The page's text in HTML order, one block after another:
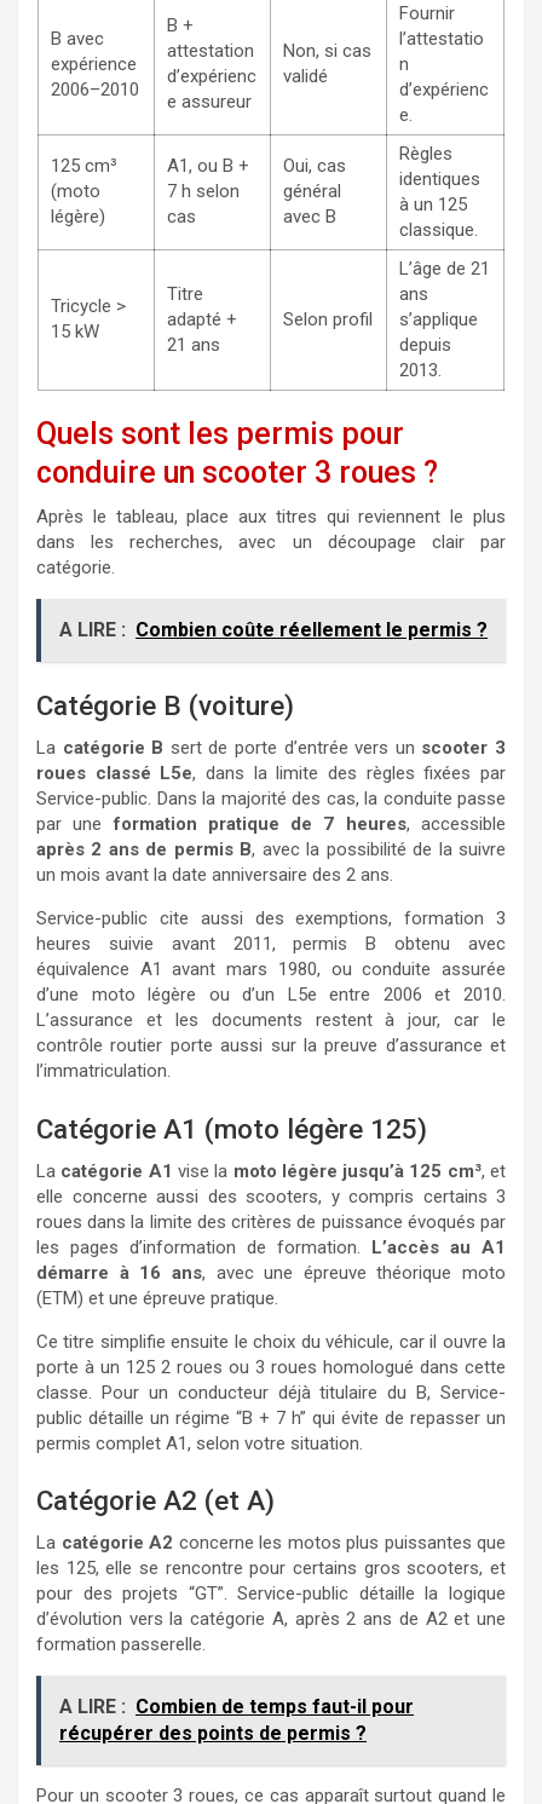
B avec
expérience
2006–2010
B +
attestation
d’expérienc
e assureur
Non, si cas
validé
Fournir
l’attestatio
n
d’expérienc
e.
125 cm³
(moto
légère)
A1, ou B +
7 h selon
cas
Oui, cas
général
avec B
Règles
identiques
à un 125
classique.
Tricycle >
15 kW
Titre
adapté +
21 ans
Selon profil
L’âge de 21
ans
s’applique
depuis
2013.
Quels sont les permis pour
conduire un scooter 3 roues ?
Après le tableau, place aux titres qui reviennent le plus
dans les recherches, avec un découpage clair par
catégorie.
A LIRE : Combien coûte réellement le permis ?
Catégorie B (voiture)
La catégorie B sert de porte d’entrée vers un scooter 3
roues classé L5e, dans la limite des règles fixées par
Service-public. Dans la majorité des cas, la conduite passe
par uneformation pratique de 7 heures, accessible
après 2 ans de permis B, avec la possibilité de la suivre
un mois avant la date anniversaire des 2 ans.
Service-public cite aussi des exemptions, formation 3
heures suivie avant 2011, permis B obtenu avec
équivalence A1 avant mars 1980, ou conduite assurée
d’une moto légère ou d’un L5e entre 2006 et 2010.
L’assurance et les documents restent à jour, car le
contrôle routier porte aussi sur la preuve d’assurance et
l’immatriculation.
Catégorie A1 (moto légère 125)
La catégorie A1 vise la moto légère jusqu’à 125 cm³, et
elle concerne aussi des scooters, y compris certains 3
roues dans la limite des critères de puissance évoqués par
les pages d’information de formation. L’accès au A1
démarre à 16 ans, avec une épreuve théorique moto
(ETM) et une épreuve pratique.
Ce titre simplifie ensuite le choix du véhicule, car il ouvre la
porte à un 125 2 roues ou 3 roues homologué dans cette
classe. Pour un conducteur déjà titulaire du B, Service-
public détaille un régime “B + 7 h” qui évite de repasser un
permis complet A1, selon votre situation.
Catégorie A2 (et A)
La catégorie A2 concerne les motos plus puissantes que
les 125, elle se rencontre pour certains gros scooters, et
pour des projets “GT”. Service-public détaille la logique
d’évolution vers la catégorie A, après 2 ans de A2 et une
formation passerelle.
A LIRE : Combien de temps faut-il pour
récupérer des points de permis ?
Pour un scooter 3 roues, ce cas apparaît surtout quand le